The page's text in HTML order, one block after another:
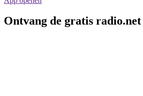
Ontvang de gratis